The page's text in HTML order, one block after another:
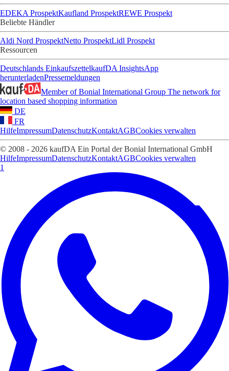
EDEKA ProspektKaufland ProspektREWE Prospekt
Beliebte Händler
Aldi Nord ProspektNetto ProspektLidl Prospekt
Ressourcen
Deutschlands EinkaufszettelkaufDA InsightsApp
herunterladenPressemeldungen
Member of Bonial International Group The network for
location based shopping information
DE
FR
HilfeImpressumDatenschutzKontaktAGBCookies verwalten
© 2008 - 2026 kaufDA Ein Portal der Bonial International GmbH
HilfeImpressumDatenschutzKontaktAGBCookies verwalten
1